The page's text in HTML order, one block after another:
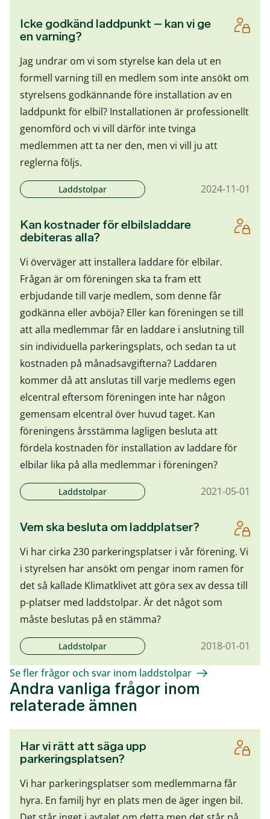
Icke godkänd laddpunkt – kan vi ge
en varning?
Jag undrar om vi som styrelse kan dela ut en
formell varning till en medlem som inte ansökt om
styrelsens godkännande före installation av en
laddpunkt för elbil? Installationen är professionellt
genomförd och vi vill därför inte tvinga
medlemmen att ta ner den, men vi vill ju att
reglerna följs.
Laddstolpar 2024-11-01
Kan kostnader för elbilsladdare
debiteras alla?
Vi överväger att installera laddare för elbilar.
Frågan är om föreningen ska ta fram ett
erbjudande till varje medlem, som denne får
godkänna eller avböja? Eller kan föreningen se till
att alla medlemmar får en laddare i anslutning till
sin individuella parkeringsplats, och sedan ta ut
kostnaden på månadsavgifterna? Laddaren
kommer då att anslutas till varje medlems egen
elcentral eftersom föreningen inte har någon
gemensam elcentral över huvud taget. Kan
föreningens årsstämma lagligen besluta att
fördela kostnaden för installation av laddare för
elbilar lika på alla medlemmar i föreningen?
Laddstolpar 2021-05-01
Vem ska besluta om laddplatser?
Vi har cirka 230 parkeringsplatser i vår förening. Vi
i styrelsen har ansökt om pengar inom ramen för
det så kallade Klimatklivet att göra sex av dessa till
p-platser med laddstolpar. Är det något som
måste beslutas på en stämma?
Laddstolpar 2018-01-01
Se fler frågor och svar inom laddstolpar
Andra vanliga frågor inom
relaterade ämnen
Har vi rätt att säga upp
parkeringsplatsen?
Vi har parkeringsplatser som medlemmarna får
hyra. En familj hyr en plats men de äger ingen bil.